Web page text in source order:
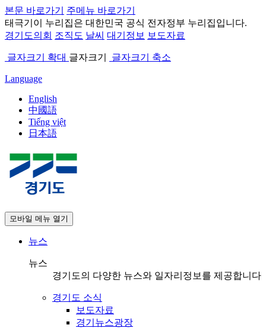
본문 바로가기
주메뉴 바로가기
태극기 이 누리집은 대한민국 공식 전자정부 누리집입니다.
경기도의회 조직도 날씨 대기정보 보도자료
글자크기 확대 글자크기 글자크기 축소
Language
English
中國語
Tiếng việt
日本語
모바일 메뉴 열기
뉴스
뉴스
경기도의 다양한 뉴스와 일자리정보를 제공합니다
경기도 소식
보도자료
경기뉴스광장